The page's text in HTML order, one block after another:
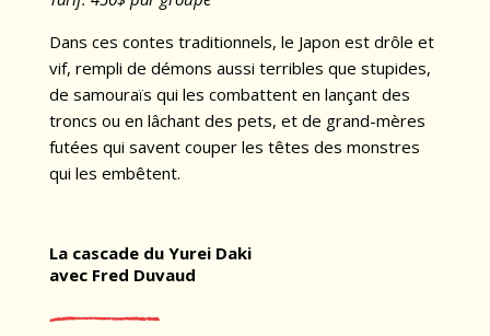
Dans ces contes traditionnels, le Japon est drôle et
vif, rempli de démons aussi terribles que stupides,
de samouraïs qui les combattent en lançant des
troncs ou en lâchant des pets, et de grand-mères
futées qui savent couper les têtes des monstres
qui les embêtent.
La cascade du Yurei Daki
avec Fred Duvaud